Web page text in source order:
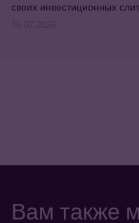
своих инвестиционных
Вам также